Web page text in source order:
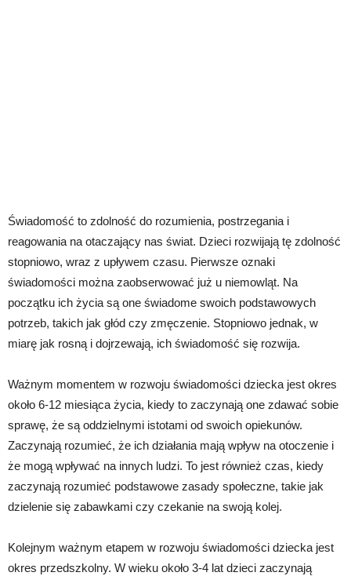
Świadomość to zdolność do rozumienia, postrzegania i
reagowania na otaczający nas świat. Dzieci rozwijają tę zdolność
stopniowo, wraz z upływem czasu. Pierwsze oznaki
świadomości można zaobserwować już u niemowląt. Na
początku ich życia są one świadome swoich podstawowych
potrzeb, takich jak głód czy zmęczenie. Stopniowo jednak, w
miarę jak rosną i dojrzewają, ich świadomość się rozwija.
Ważnym momentem w rozwoju świadomości dziecka jest okres
około 6-12 miesiąca życia, kiedy to zaczynają one zdawać sobie
sprawę, że są oddzielnymi istotami od swoich opiekunów.
Zaczynają rozumieć, że ich działania mają wpływ na otoczenie i
że mogą wpływać na innych ludzi. To jest również czas, kiedy
zaczynają rozumieć podstawowe zasady społeczne, takie jak
dzielenie się zabawkami czy czekanie na swoją kolej.
Kolejnym ważnym etapem w rozwoju świadomości dziecka jest
okres przedszkolny. W wieku około 3-4 lat dzieci zaczynają